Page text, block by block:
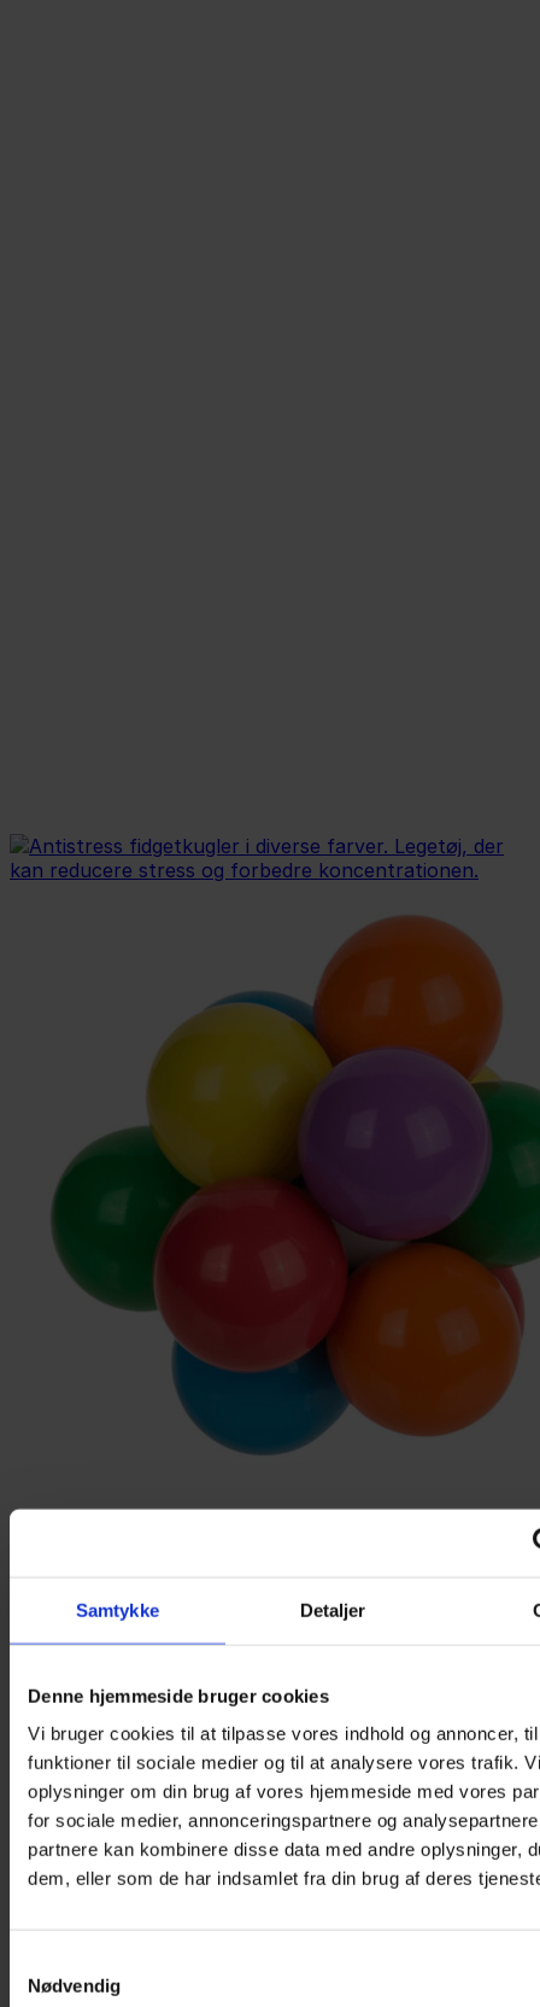
Samtykke Detaljer
Denne hjemmeside bruger cookies
Vi bruger cookies til at tilpasse vores indhold og annoncer,
funktioner til sociale medier og til at analysere vores trafik.
oplysninger om din brug af vores hjemmeside med vores
for sociale medier, annonceringspartnere og
partnere kan kombinere disse data med andre oplysninger,
dem, eller som de har indsamlet fra din brug af deres
Nødvendig